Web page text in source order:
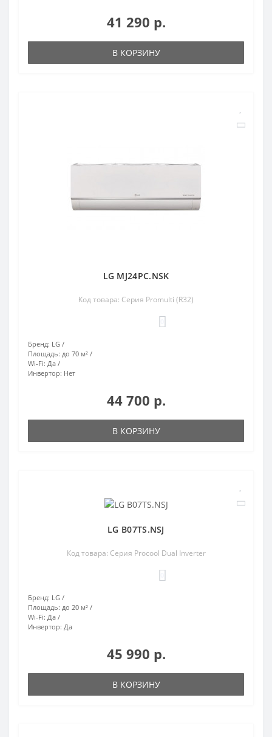
41 290 р.
В КОРЗИНУ
LG MJ24PC.NSK
Код товара: Серия Promulti (R32)
Бренд: LG
Площадь: до 70 м²
Wi-Fi: Да
Инвертор: Нет
44 700 р.
В КОРЗИНУ
LG B07TS.NSJ
Код товара: Серия Procool Dual Inverter
Бренд: LG
Площадь: до 20 м²
Wi-Fi: Да
Инвертор: Да
45 990 р.
В КОРЗИНУ